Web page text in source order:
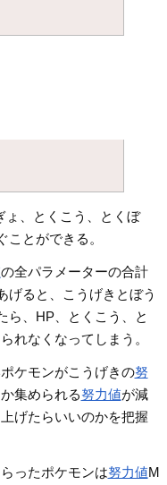
ょ、とくこう、とくぼ
とができる。
の全パラメーターの合計
げると、こうげきとぼう
ら、HP、とくこう、と
れなくなってしまう。
ケモンがこうげきの努
集められる努力値が減
げたらいいのかを把握
ったポケモンは努力値M